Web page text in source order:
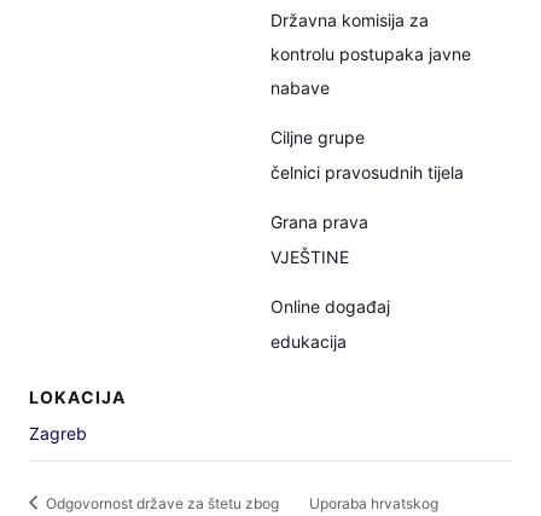
LOKACIJA
Zagreb
Državna komisija za
kontrolu postupaka javne
nabave
Ciljne grupe
čelnici pravosudnih tijela
Grana prava
VJEŠTINE
Online događaj
edukacija
Odgovornost države za štetu zbog
Uporaba hrvatskog